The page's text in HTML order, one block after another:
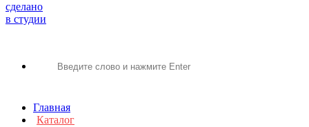
сделано
в студии
Главная
Каталог